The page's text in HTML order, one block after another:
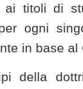
ai titoli di
ogni
in base al
della